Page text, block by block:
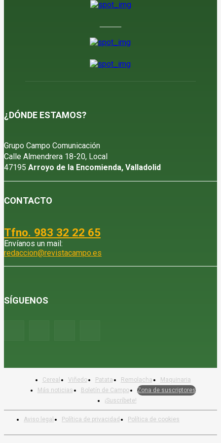
¿DÓNDE ESTAMOS?
Grupo Campo Comunicación
Calle Almendrera 18-20, Local
47195 Arroyo de la Encomienda, Valladolid
CONTACTO
Tfno. 983 32 22 65
Envíanos un mail:
redaccion@revistacampo.es
SÍGUENOS
Aviso legal Política de privacidad Política de cookies
Cereal Viñedo Patata Remolacha
Maquinaria
Más noticias
Boletín de Campo
Zona de suscriptores
¡Suscríbete!